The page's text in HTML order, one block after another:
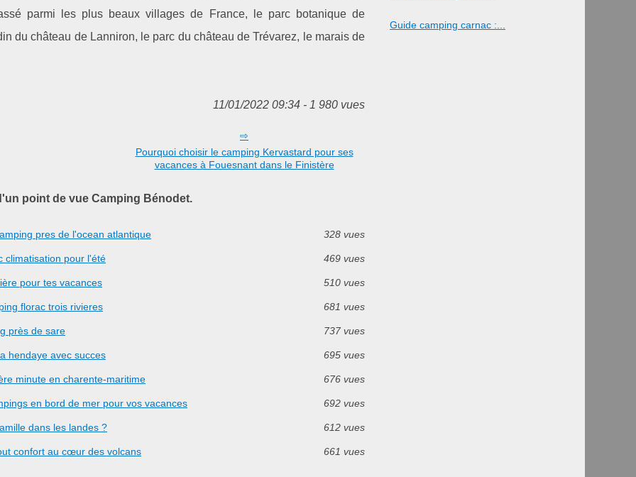
parmi les plus beaux villages de France, le parc botanique de
du château de Lanniron, le parc du château de Trévarez, le marais de
11/01/2022 09:34 - 1 980 vues
Pourquoi choisir le camping Kervastard pour ses
vacances à Fouesnant dans le Finistère
point de vue Camping Bénodet.
pres de l'ocean atlantique 328 vues
climatisation pour l'été 469 vues
pour tes vacances 510 vues
florac trois rivieres 681 vues
près de sare 737 vues
hendaye avec succes 695 vues
minute en charente-maritime 676 vues
en bord de mer pour vos vacances 692 vues
dans les landes ? 612 vues
confort au cœur des volcans 661 vues
Guide camping carnac :...